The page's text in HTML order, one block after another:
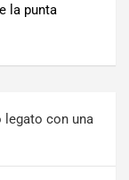
la punta
legato con una